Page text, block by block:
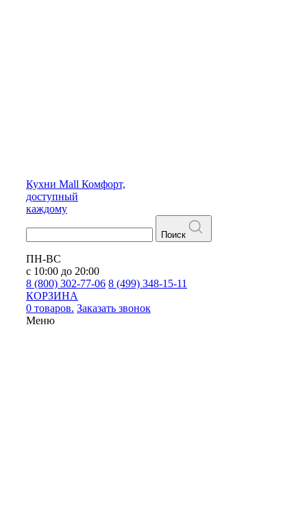
Кухни Mall Комфорт,
доступный
каждому
Поиск
ПН-ВС
с 10:00 до 20:00
8 (800) 302-77-06 8 (499) 348-15-11
КОРЗИНА
0 товаров. Заказать звонок
Меню